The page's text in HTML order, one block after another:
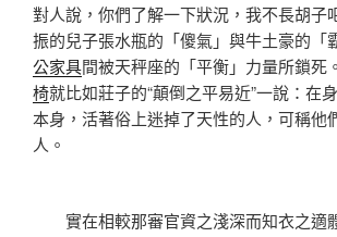
對人說，你們了解一下狀況，我不長胡子
振的兒子張水瓶的「傻氣」與牛土豪的「
公家具間被天秤座的「平衡」力量所鎖死
椅就比如莊子的“顛倒之平易近”一說：在
本身，活著俗上迷掉了天性的人，可稱他
人。
實在相較那審官資之淺深而知衣之適